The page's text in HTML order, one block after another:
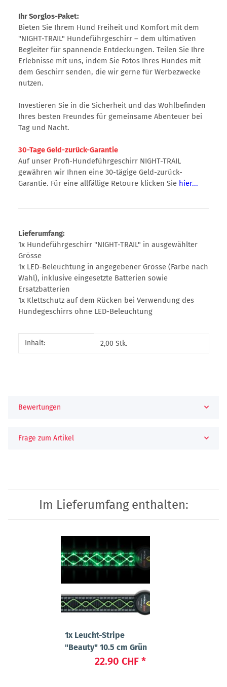
Ihr Sorglos-Paket:
Bieten Sie Ihrem Hund Freiheit und Komfort mit dem
"NIGHT-TRAIL" Hundeführgeschirr – dem ultimativen
Begleiter für spannende Entdeckungen. Teilen Sie Ihre
Erlebnisse mit uns, indem Sie Fotos Ihres Hundes mit
dem Geschirr senden, die wir gerne für Werbezwecke
nutzen.
Investieren Sie in die Sicherheit und das Wohlbefinden
Ihres besten Freundes für gemeinsame Abenteuer bei
Tag und Nacht.
30-Tage Geld-zurück-Garantie
Auf unser Profi-Hundeführgeschirr NIGHT-TRAIL
gewähren wir Ihnen eine 30-tägige Geld-zurück-
Garantie. Für eine allfällige Retoure klicken Sie hier...
Lieferumfang:
1x Hundeführgeschirr "NIGHT-TRAIL" in ausgewählter
Grösse
1x LED-Beleuchtung in angegebener Grösse (Farbe nach
Wahl), inklusive eingesetzte Batterien sowie
Ersatzbatterien
1x Klettschutz auf dem Rücken bei Verwendung des
Hundegeschirrs ohne LED-Beleuchtung
Produkteigenschaft
Wert
Inhalt: 2,00 Stk.
Bewertungen
Frage zum Artikel
Im Lieferumfang enthalten:
1x Leucht-Stripe
"Beauty" 10.5 cm Grün
22.90 CHF *